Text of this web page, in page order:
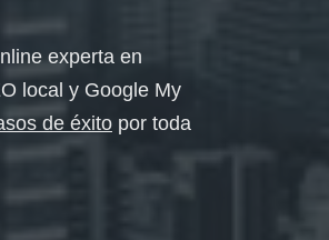
experta en
local y Google My
de éxito por toda